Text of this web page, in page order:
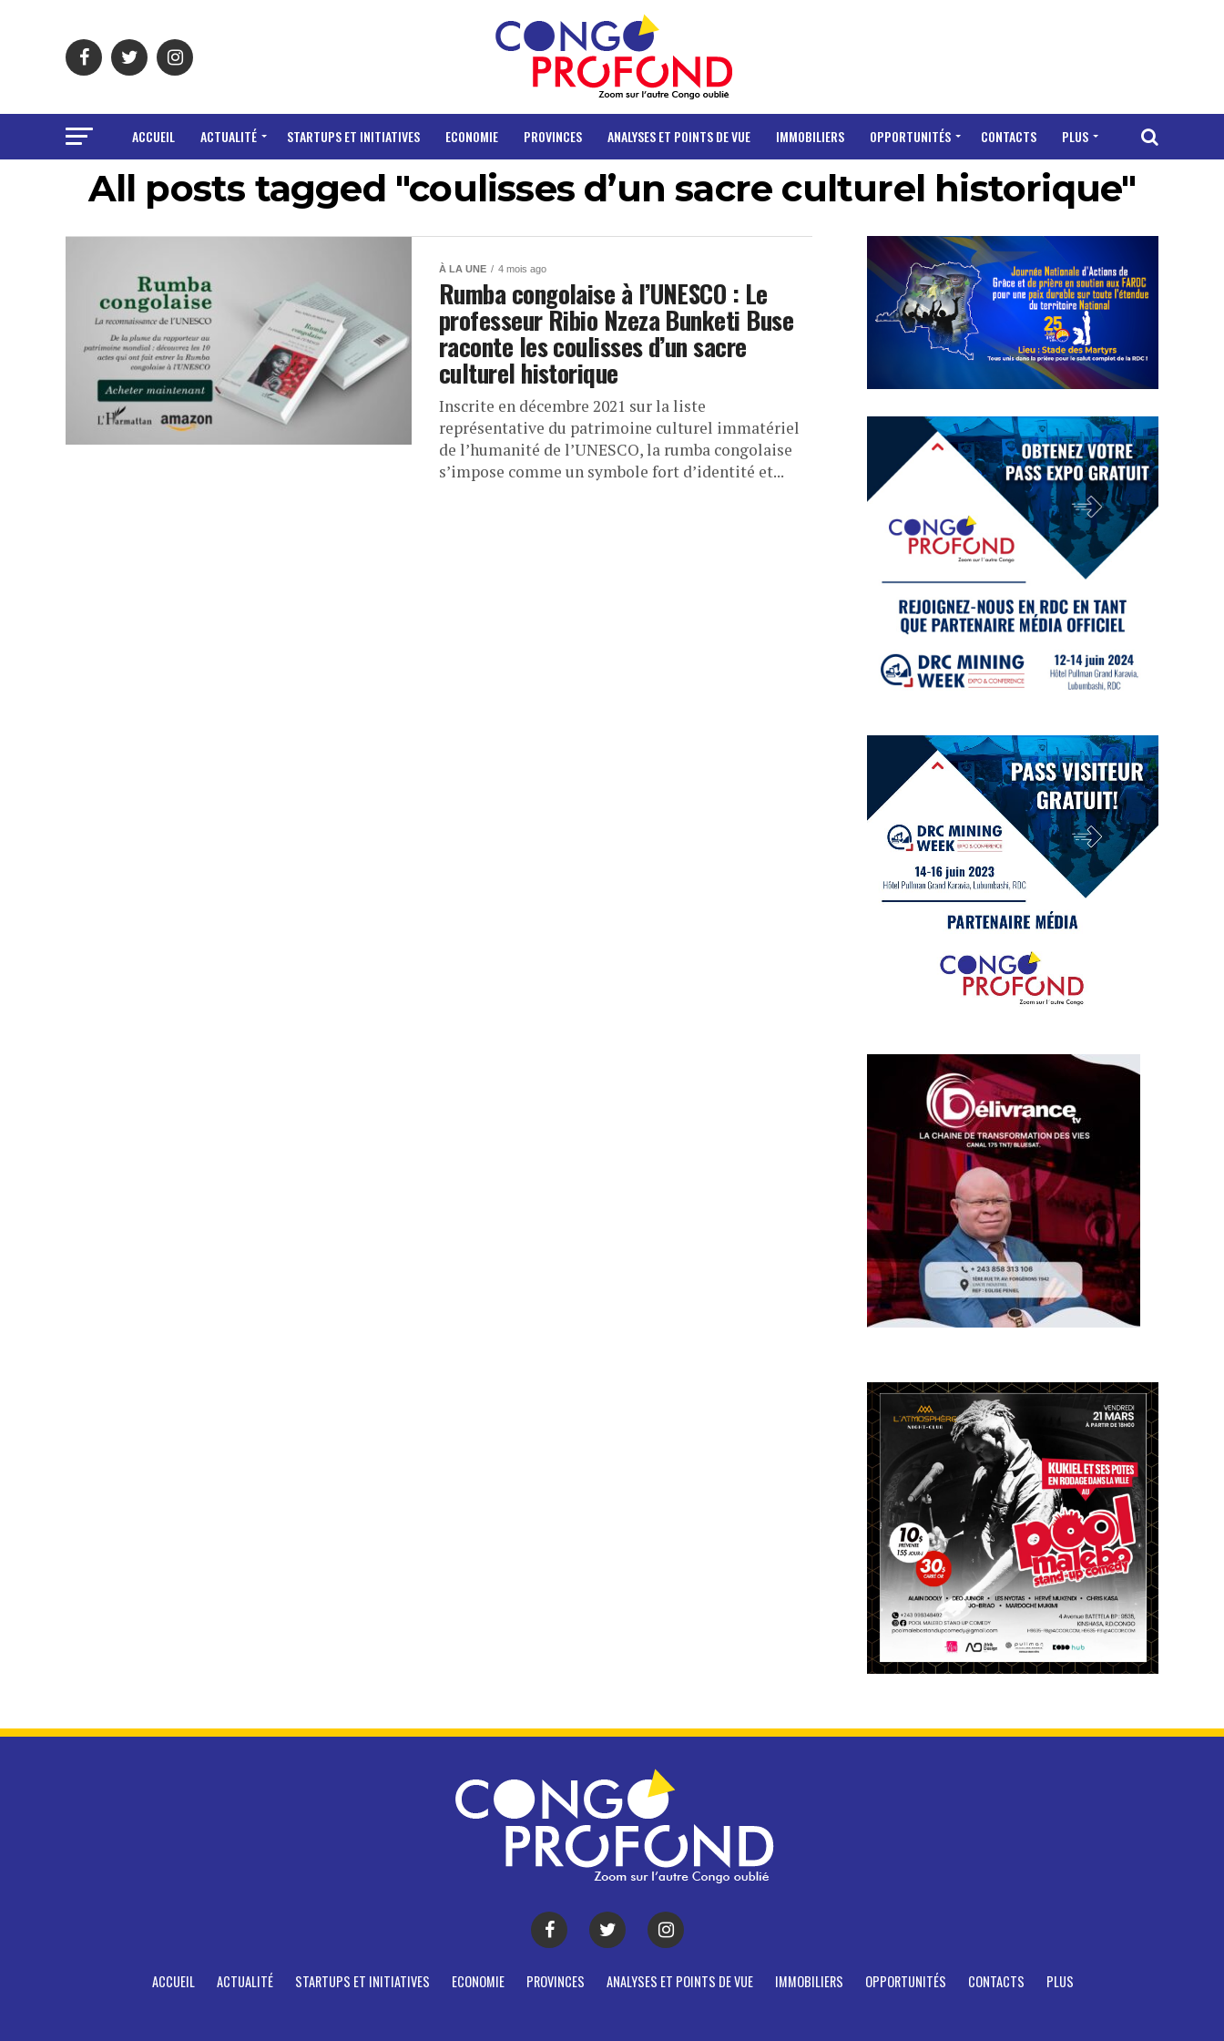
ACCUEIL ACTUALITÉ STARTUPS ET INITIATIVES ECONOMIE PROVINCES ANALYSES ET POINTS DE VUE IMMOBILIERS OPPORTUNITÉS CONTACTS PLUS
All posts tagged "coulisses d’un sacre culturel historique"
À LA UNE 4 mois ago
Rumba congolaise à l’UNESCO : Le
professeur Ribio Nzeza Bunketi Buse
raconte les coulisses d’un sacre
culturel historique
Inscrite en décembre 2021 sur la liste
représentative du patrimoine culturel immatériel
de l’humanité de l’UNESCO, la rumba congolaise
s’impose comme un symbole fort d’identité et...
ACCUEIL ACTUALITÉ STARTUPS ET INITIATIVES ECONOMIE PROVINCES ANALYSES ET POINTS DE VUE IMMOBILIERS OPPORTUNITÉS CONTACTS PLUS